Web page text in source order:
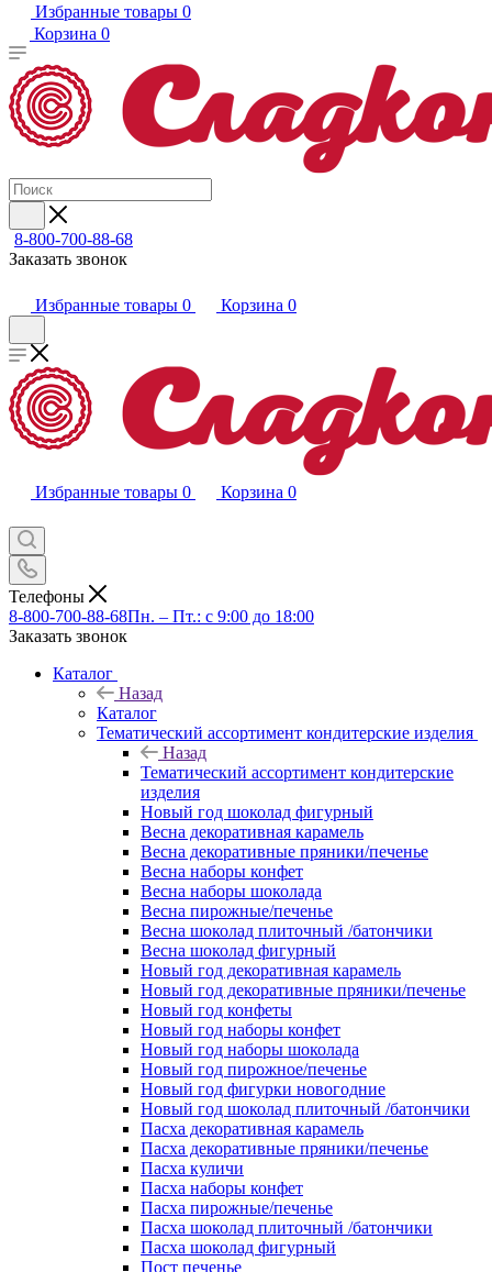
Избранные товары 0
Корзина 0
8-800-700-88-68
Заказать звонок
Избранные товары 0 Корзина 0
Избранные товары 0 Корзина 0
Телефоны
8-800-700-88-68Пн. – Пт.: с 9:00 до 18:00
Заказать звонок
Каталог
Назад
Каталог
Тематический ассортимент кондитерские изделия
Назад
Тематический ассортимент кондитерские
изделия
Новый год шоколад фигурный
Весна декоративная карамель
Весна декоративные пряники/печенье
Весна наборы конфет
Весна наборы шоколада
Весна пирожные/печенье
Весна шоколад плиточный /батончики
Весна шоколад фигурный
Новый год декоративная карамель
Новый год декоративные пряники/печенье
Новый год конфеты
Новый год наборы конфет
Новый год наборы шоколада
Новый год пирожное/печенье
Новый год фигурки новогодние
Новый год шоколад плиточный /батончики
Пасха декоративная карамель
Пасха декоративные пряники/печенье
Пасха куличи
Пасха наборы конфет
Пасха пирожные/печенье
Пасха шоколад плиточный /батончики
Пасха шоколад фигурный
Пост печенье